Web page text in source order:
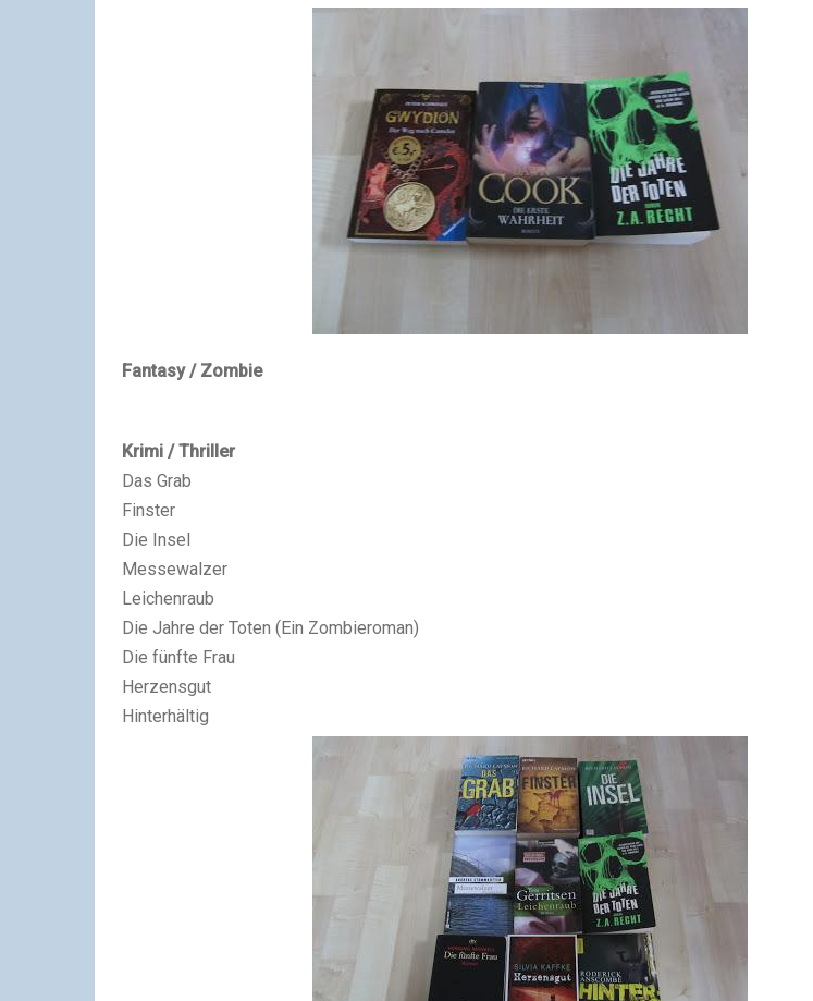
Fantasy / Zombie
Krimi / Thriller
Das Grab
Finster
Die Insel
Messewalzer
Leichenraub
Die Jahre der Toten (Ein Zombieroman)
Die fünfte Frau
Herzensgut
Hinterhältig